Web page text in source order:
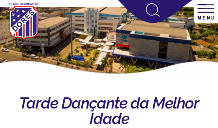
Tarde Dançante da Melhor
Idade